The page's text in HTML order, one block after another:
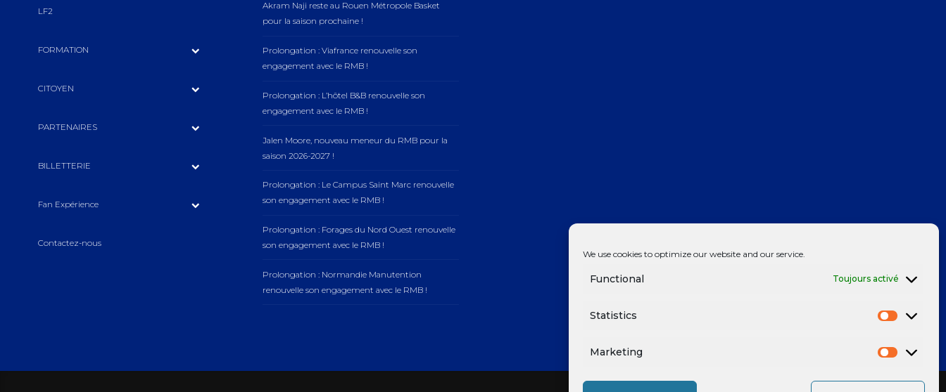
We use cookies to optimize our website and our service.
Functional Toujours activé
Statistics
Marketing
LF2
FORMATION
CITOYEN
PARTENAIRES
BILLETTERIE
Fan Expérience
Contactez-nous
Akram Naji reste au Rouen Métropole Basket
pour la saison prochaine !
Prolongation : Viafrance renouvelle son
engagement avec le RMB !
Prolongation : L’hôtel B&B renouvelle son
engagement avec le RMB !
Jalen Moore, nouveau meneur du RMB pour la
saison 2026-2027 !
Prolongation : Le Campus Saint Marc renouvelle
son engagement avec le RMB !
Prolongation : Forages du Nord Ouest renouvelle
son engagement avec le RMB !
Prolongation : Normandie Manutention
renouvelle son engagement avec le RMB !